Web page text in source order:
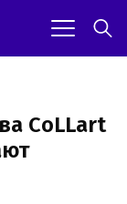
CoLLart